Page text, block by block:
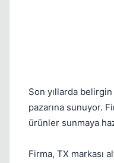
Son yıllarda
pazarına sunuyor.
ürünler sunmaya
Firma, TX markası